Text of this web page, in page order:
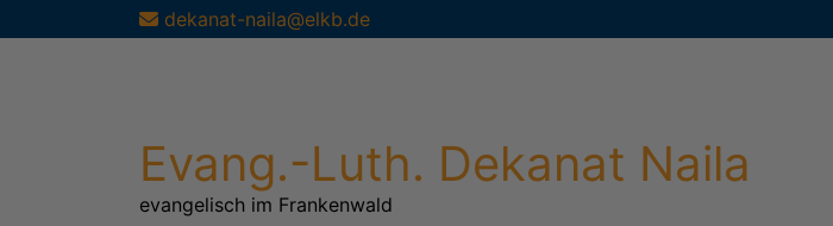
zum
dekanat-naila@elkb.de
Evang.-Luth. Dekanat Naila
evangelisch im Frankenwald